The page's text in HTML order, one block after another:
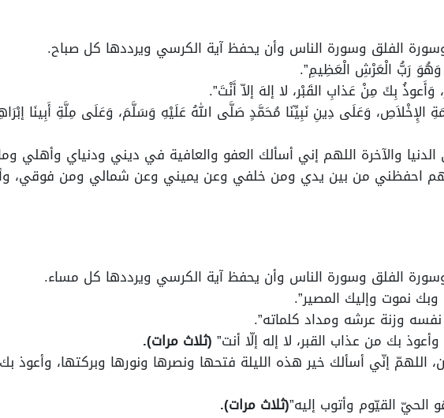
الفلق وسورة الناس وأن يحفظ آية الكرسي ويرددها كل صباح.
وَهُوَ رَبُّ الْعَرْشِ الْعَظِيمِ”.
بِكَ مِنْ عَذابِ القَبْر، لا إلهَ إلاّ أَنْتَ”.
الإِخْلاَصِ، وَعَلَى دِينِ نَبِيِّنَا مُحَمَّدٍ صَلَّى اللهُ عَلَيْهِ وَسَلَّمَ، وَعَلَى مِلَّةِ أَبِينَا
والآخرة اللهم إني أسألك العفو والعافية في ديني ودنياي وأهلي
احفظني من بين يدي ومن خلفي وعن يميني وعن شمالي ومن فوقي،
الفلق وسورة الناس وأن يحفظ آية الكرسي ويرددها كل مساء.
نموت وإليك المصير”.
وزنة عرشه ومداد كلماته”.
بك من عذاب القبر، لا إله إلّا أنت” (ثلاث مرات).
اللهمّ إنّي أسألك خير هذه الليلة فتحها ونصرها ونورها وبركتها، وأعوذ
الحيّ القيّوم وأتوب إليه”(ثلاث مرات).